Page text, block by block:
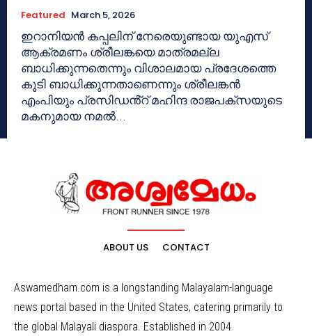
Featured March 5, 2026
ഇറാനിയൻ കപ്പലിന് നേരെയുണ്ടായ യുഎസ്
ആക്രമണം ശ്രീലങ്കയെ മാത്രമല്ല
ബാധിക്കുന്നതെന്നും വിശാലമായ പ്രദേശത്തെ
കൂടി ബാധിക്കുന്നതാണെന്നും ശ്രീലങ്കൻ
എംപിയും പ്രസിഡൻ്റ് മഹിന്ദ രാജപക്സയുടെ
മകനുമായ നമൽ...
ABOUT US CONTACT
Aswamedham.com is a longstanding Malayalam-language
news portal based in the United States, catering primarily to
the global Malayali diaspora. Established in 2004